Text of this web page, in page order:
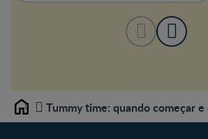
Home Tummy time: quando começar e